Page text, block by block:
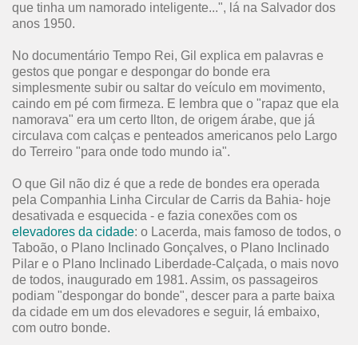
que tinha um namorado inteligente...", lá na Salvador dos
anos 1950.
No documentário Tempo Rei, Gil explica em palavras e
gestos que pongar e despongar do bonde era
simplesmente subir ou saltar do veículo em movimento,
caindo em pé com firmeza. E lembra que o "rapaz que ela
namorava" era um certo Ilton, de origem árabe, que já
circulava com calças e penteados americanos pelo Largo
do Terreiro "para onde todo mundo ia".
O que Gil não diz é que a rede de bondes era operada
pela Companhia Linha Circular de Carris da Bahia- hoje
desativada e esquecida - e fazia conexões com os
elevadores da cidade: o Lacerda, mais famoso de todos, o
Taboão, o Plano Inclinado Gonçalves, o Plano Inclinado
Pilar e o Plano Inclinado Liberdade-Calçada, o mais novo
de todos, inaugurado em 1981. Assim, os passageiros
podiam "despongar do bonde", descer para a parte baixa
da cidade em um dos elevadores e seguir, lá embaixo,
com outro bonde.